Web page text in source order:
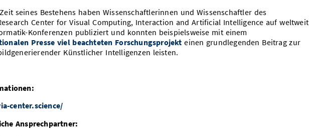
seines Bestehens haben Wissenschaftlerinnen und Wissenschaftler des
Center for Visual Computing, Interaction and Artificial Intelligence auf weltweit
Konferenzen publiziert und konnten beispielsweise mit einem
Presse viel beachteten Forschungsprojekt einen grundlegenden Beitrag zur
Künstlicher Intelligenzen leisten.
center.science/
Ansprechpartner: